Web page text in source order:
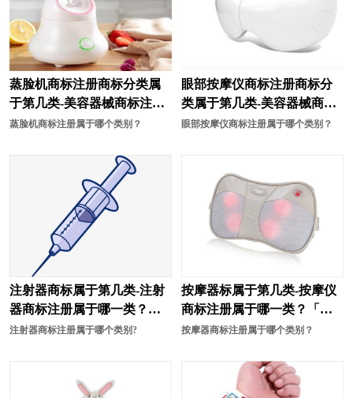
蒸脸机商标注册商标分类属
于第几类-美容器械商标注册
商标注册属于哪一类？
蒸脸机商标注册属于哪个类别？
眼部按摩仪商标注册商标分
类属于第几类-美容器械商标
注册商标注册属于哪一类？
眼部按摩仪商标注册属于哪个类别？
注射器商标属于第几类-注射
器商标注册属于哪一类？
「商标分类」
注射器商标注册属于哪个类别?
按摩器标属于第几类-按摩仪
商标注册属于哪一类？「商
标分类」
按摩器商标注册属于哪个类别？